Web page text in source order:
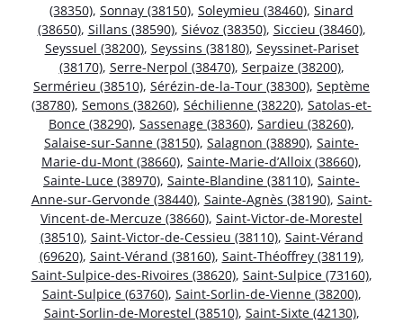
(38350), Sonnay (38150), Soleymieu (38460), Sinard
(38650), Sillans (38590), Siévoz (38350), Siccieu (38460),
Seyssuel (38200), Seyssins (38180), Seyssinet-Pariset
(38170), Serre-Nerpol (38470), Serpaize (38200),
Sermérieu (38510), Sérézin-de-la-Tour (38300), Septème
(38780), Semons (38260), Séchilienne (38220), Satolas-et-
Bonce (38290), Sassenage (38360), Sardieu (38260),
Salaise-sur-Sanne (38150), Salagnon (38890), Sainte-
Marie-du-Mont (38660), Sainte-Marie-d’Alloix (38660),
Sainte-Luce (38970), Sainte-Blandine (38110), Sainte-
Anne-sur-Gervonde (38440), Sainte-Agnès (38190), Saint-
Vincent-de-Mercuze (38660), Saint-Victor-de-Morestel
(38510), Saint-Victor-de-Cessieu (38110), Saint-Vérand
(69620), Saint-Vérand (38160), Saint-Théoffrey (38119),
Saint-Sulpice-des-Rivoires (38620), Saint-Sulpice (73160),
Saint-Sulpice (63760), Saint-Sorlin-de-Vienne (38200),
Saint-Sorlin-de-Morestel (38510), Saint-Sixte (42130),